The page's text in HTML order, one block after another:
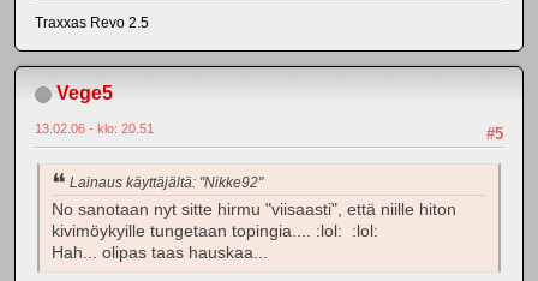
Traxxas Revo 2.5
Vege5
#5
13.02.06 - klo: 20.51
Lainaus käyttäjältä: "Nikke92"
No sanotaan nyt sitte hirmu "viisaasti", että niille hiton
kivimöykyille tungetaan topingia.... :lol: :lol:
Hah... olipas taas hauskaa...